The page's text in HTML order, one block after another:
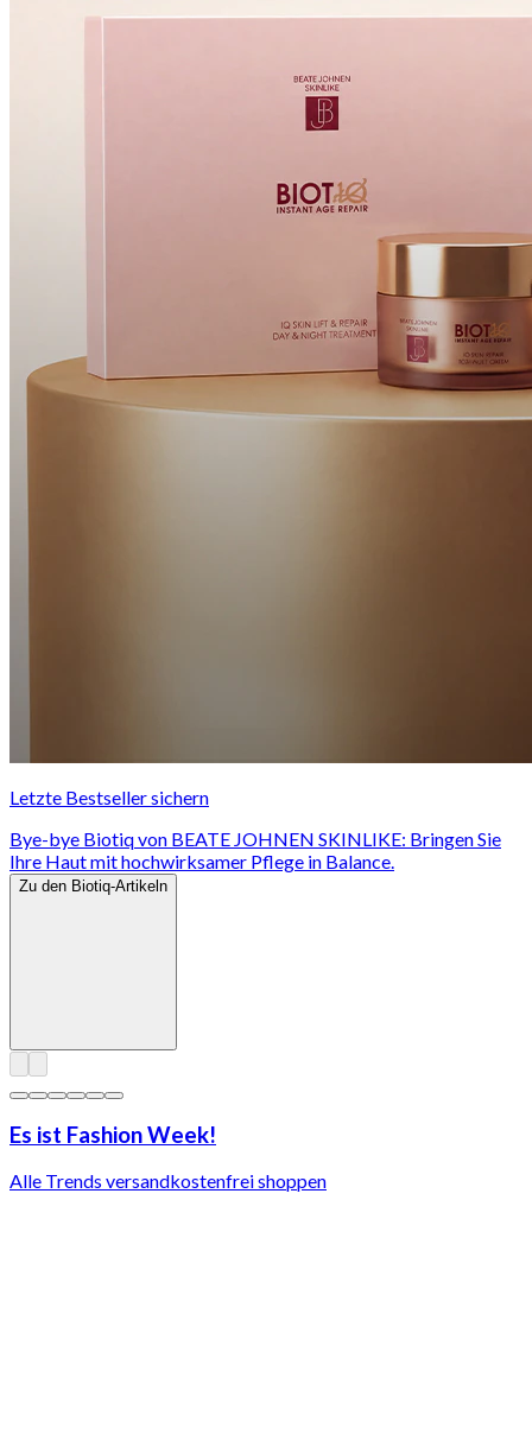
Letzte Bestseller sichern
Bye-bye Biotiq von BEATE JOHNEN SKINLIKE: Bringen Sie
Ihre Haut mit hochwirksamer Pflege in Balance.
Zu den Biotiq-Artikeln
Es ist Fashion Week!
Alle Trends versandkostenfrei shoppen